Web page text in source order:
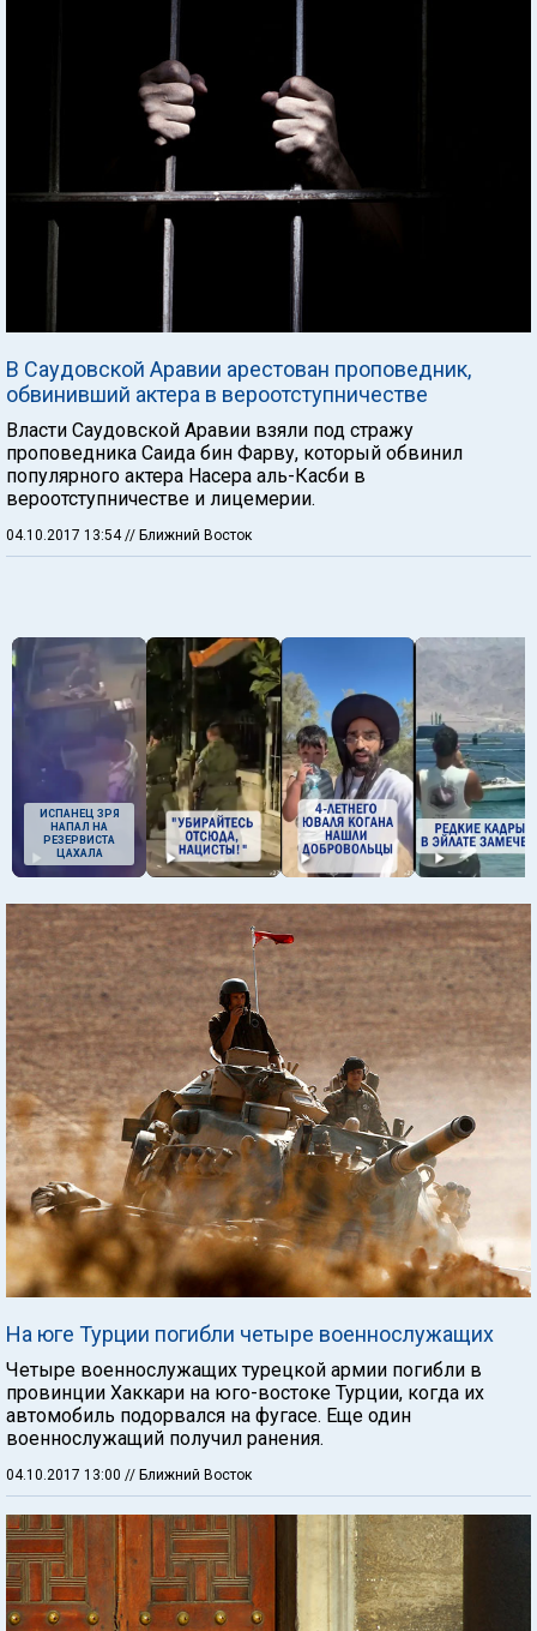
В Саудовской Аравии арестован проповедник,
обвинивший актера в вероотступничестве
Власти Саудовской Аравии взяли под стражу
проповедника Саида бин Фарву, который обвинил
популярного актера Насера аль-Касби в
вероотступничестве и лицемерии.
04.10.2017 13:54 // Ближний Восток
ИСПАНЕЦ ЗРЯ
НАПАЛ НА
РЕЗЕРВИСТА
ЦАХАЛА
На юге Турции погибли четыре военнослужащих
Четыре военнослужащих турецкой армии погибли в
провинции Хаккари на юго-востоке Турции, когда их
автомобиль подорвался на фугасе. Еще один
военнослужащий получил ранения.
04.10.2017 13:00 // Ближний Восток